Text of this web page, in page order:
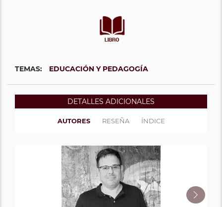
TEMAS: EDUCACIÓN Y PEDAGOGÍA
DETALLES ADICIONALES
AUTORES RESEÑA ÍNDICE